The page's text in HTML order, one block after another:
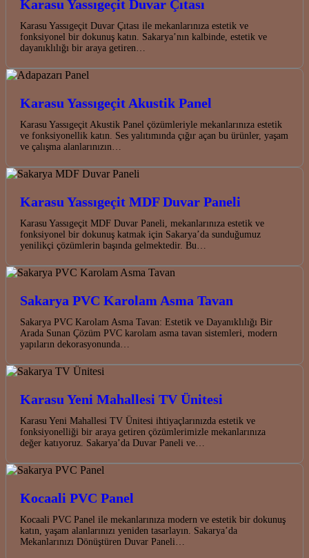
Karasu Yassıgeçit Duvar Çıtası
Karasu Yassıgeçit Duvar Çıtası ile mekanlarınıza estetik ve
fonksiyonel bir dokunuş katın. Sakarya’nın kalbinde, estetik ve
dayanıklılığı bir araya getiren…
Karasu Yassıgeçit Akustik Panel
Karasu Yassıgeçit Akustik Panel çözümleriyle mekanlarınıza estetik
ve fonksiyonellik katın. Ses yalıtımında çığır açan bu ürünler, yaşam
ve çalışma alanlarınızın…
Karasu Yassıgeçit MDF Duvar Paneli
Karasu Yassıgeçit MDF Duvar Paneli, mekanlarınıza estetik ve
fonksiyonel bir dokunuş katmak için Sakarya’da sunduğumuz
yenilikçi çözümlerin başında gelmektedir. Bu…
Sakarya PVC Karolam Asma Tavan
Sakarya PVC Karolam Asma Tavan: Estetik ve Dayanıklılığı Bir
Arada Sunan Çözüm PVC karolam asma tavan sistemleri, modern
yapıların dekorasyonunda…
Karasu Yeni Mahallesi TV Ünitesi
Karasu Yeni Mahallesi TV Ünitesi ihtiyaçlarınızda estetik ve
fonksiyonelliği bir araya getiren çözümlerimizle mekanlarınıza
değer katıyoruz. Sakarya’da Duvar Paneli ve…
Kocaali PVC Panel
Kocaali PVC Panel ile mekanlarınıza modern ve estetik bir dokunuş
katın, yaşam alanlarınızı yeniden tasarlayın. Sakarya’da
Mekanlarınızı Dönüştüren Duvar Paneli…